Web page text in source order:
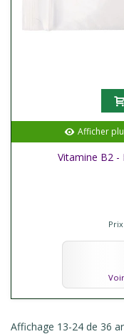
Afficher
Vitamine B2 -
Prix
Affichage 13-24 de 36